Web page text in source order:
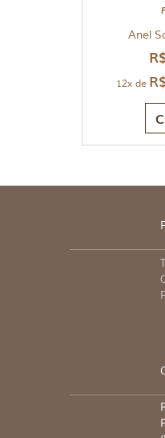
Anel
12x de